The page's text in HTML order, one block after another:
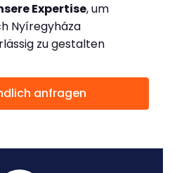
Expertise, um
Nyíregyháza
zu gestalten
anfragen